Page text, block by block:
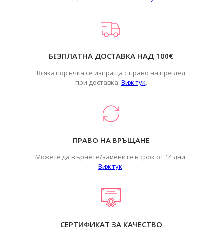
БЕЗПЛАТНА ДОСТАВКА НАД 100€
Всяка поръчка се изпраща с право на преглед
при доставка. Виж тук.
ПРАВО НА ВРЪЩАНЕ
Можете да върнете/замените в срок от 14 дни.
Виж тук.
СЕРТИФИКАТ ЗА КАЧЕСТВО